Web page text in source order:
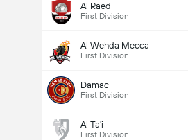
Al Raed
First Division
Al Wehda Mecca
First Division
Damac
First Division
Al Ta'i
First Division